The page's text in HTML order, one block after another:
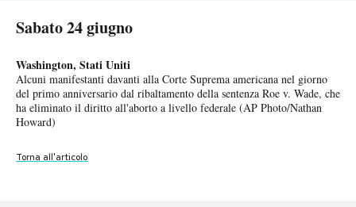
PODCAST
NEWSLETTER
Sabato 24 giugno
Washington, Stati Uniti
Alcuni manifestanti davanti alla Corte Suprema americana nel giorno
del primo anniversario dal ribaltamento della sentenza Roe v. Wade, che
ha eliminato il diritto all'aborto a livello federale (AP Photo/Nathan
Howard)
Torna all'articolo
Sabato 24 giugno
La Paz, Bolivia
Una concorrente del concorso di bellezza Miss Cholita Pacena 2023
nella Valle de la Luna (AP Photo/Juan Karita)
Torna all'articolo